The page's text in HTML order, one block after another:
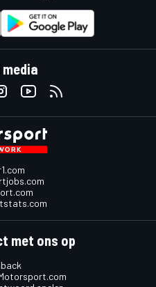
met ons op